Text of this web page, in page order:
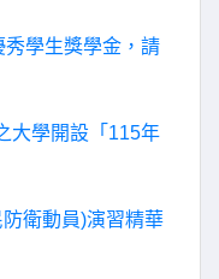
學生獎學金，請
大學開設「115年
防衛動員)演習精華